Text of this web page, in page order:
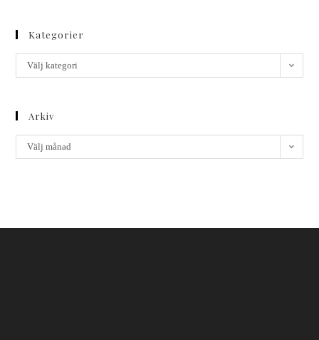
Kategorier
Välj kategori
Arkiv
Välj månad